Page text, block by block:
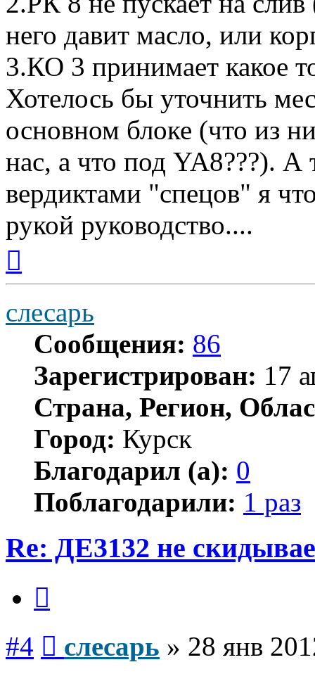
него давит масло, или
3.КО 3 принимает какое
Хотелось бы уточнить
основном блоке (что из
нас, а что под YA8???). А
вердиктами "спецов" я
рукой руководство....
началу
слесарь
Сообщения: 86
Зарегистрирован: 17
Страна, Регион,
Город: Курск
Благодарил (а): 0
Поблагодарили: 1 раз
Re: ДЕ3132 не
#4 слесарь » 28 янв